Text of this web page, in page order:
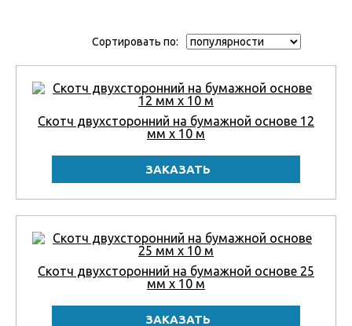
Сортировать по:
Скотч двухсторонний на бумажной основе 12
мм x 10 м
Скотч двухсторонний на бумажной основе 25
мм x 10 м